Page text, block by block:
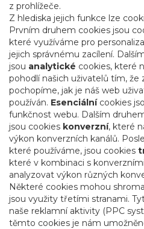
z prohlížeče.
Z hlediska jejich funkce lze
Prvním druhem cookies jsou
které využíváme pro
jejich správnému zacílení.
jsou analytické cookies, které
pohodlí našich uživatelů tím, že
pochopíme, jak je náš web
používán. Esenciálnícookies
funkčnost webu. Dalším
jsou cookies konverzní, které
výkon konverzních kanálů.
které používáme, jsou cookies
které v kombinaci s
analyzovat výkon různých
Některé cookies mohou
jsou využity třetími stranami.
naše reklamní aktivity (PPC
těmto cookies je nám